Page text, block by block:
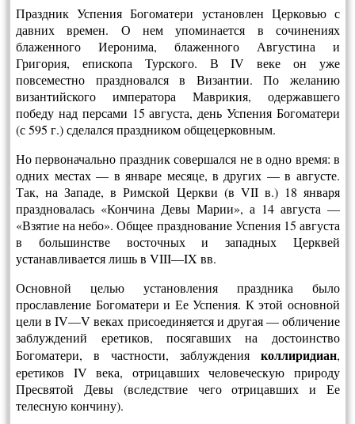
Праздник Успения Богоматери установлен Церковью с
давних времен. О нем упоминается в сочинениях
блаженного Иеронима, блаженного Августина и
Григория, епископа Турского. В IV веке он уже
повсеместно праздновался в Византии. По желанию
византийского императора Маврикия, одержавшего
победу над персами 15 августа, день Успения Богоматери
(с 595 г.) сделался праздником общецерковным.
Но первоначально праздник совершался не в одно время: в
одних местах — в январе месяце, в других — в августе.
Так, на Западе, в Римской Церкви (в VII в.) 18 января
праздновалась «Кончина Девы Марии», а 14 августа —
«Взятие на небо». Общее празднование Успения 15 августа
в большинстве восточных и западных Церквей
устанавливается лишь в VIII—IX вв.
Основной целью установления праздника было
прославление Богоматери и Ее Успения. К этой основной
цели в IV—V веках присоединяется и другая — обличение
заблуждений еретиков, посягавших на достоинство
Богоматери, в частности, заблуждения коллиридиан,
еретиков IV века, отрицавших человеческую природу
Пресвятой Девы (вследствие чего отрицавших и Ее
телесную кончину).